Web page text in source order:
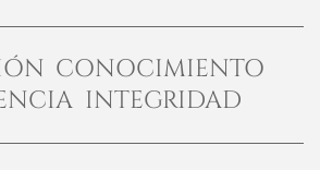
CONOCIMIENTO
INTEGRIDAD